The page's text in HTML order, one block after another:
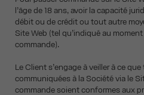
l’âge de 18 ans, avoir la capacité
débit ou de crédit ou tout autre
Site Web (tel qu’indiqué au
commande).
Le Client s’engage à veiller à ce
communiquées à la Société via le
commande soient conformes aux